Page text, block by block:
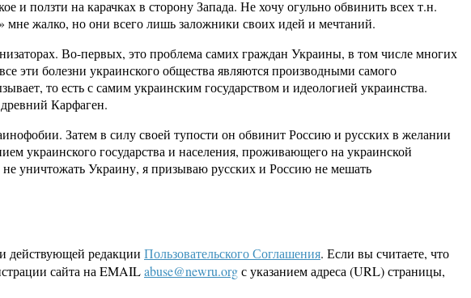
ползти на карачках в сторону Запада. Не хочу огульно обвинить всех т.н.
мне жалко, но они всего лишь заложники своих идей и мечтаний.
Во-первых, это проблема самих граждан Украины, в том числе многих
эти болезни украинского общества являются производными самого
то есть с самим украинским государством и идеологией украинства.
Карфаген.
Затем в силу своей тупости он обвинит Россию и русских в желании
украинского государства и населения, проживающего на украинской
уничтожать Украину, я призываю русских и Россию не мешать
действующей редакции Пользовательского Соглашения. Если вы считаете, что
сайта на EMAILabuse@newru.orgс указанием адреса (URL) страницы,